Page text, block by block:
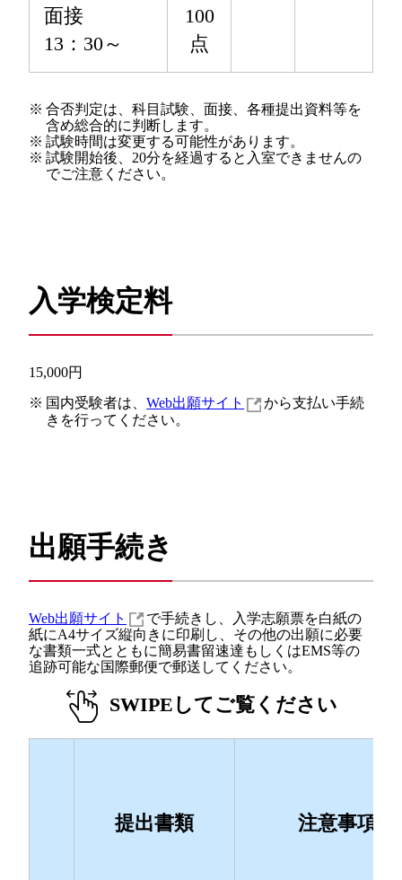
面接
13：30～
100
点
※ 合否判定は、科目試験、面接、各種提出資料等を
含め総合的に判断します。
※ 試験時間は変更する可能性があります。
※ 試験開始後、20分を経過すると入室できませんの
でご注意ください。
入学検定料
15,000円
※ 国内受験者は、Web出願サイト
から支払い手続
きを行ってください。
出願手続き
Web出願サイト
で手続きし、入学志願票を白紙の
紙にA4サイズ縦向きに印刷し、その他の出願に必要
な書類一式とともに簡易書留速達もしくはEMS等の
追跡可能な国際郵便で郵送してください。
SWIPEしてご覧ください
提出書類 注意事項